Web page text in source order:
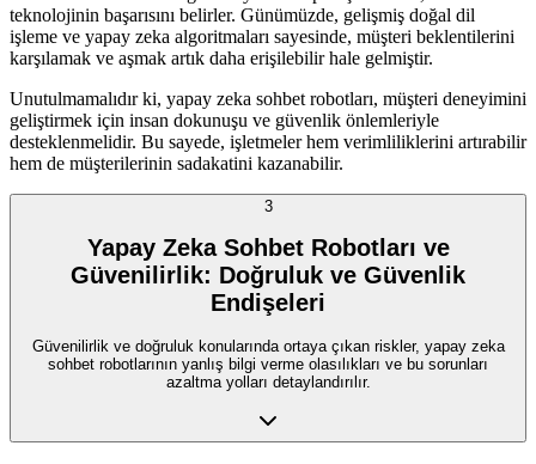
teknolojinin başarısını belirler. Günümüzde, gelişmiş doğal dil
işleme ve yapay zeka algoritmaları sayesinde, müşteri beklentilerini
karşılamak ve aşmak artık daha erişilebilir hale gelmiştir.
Unutulmamalıdır ki, yapay zeka sohbet robotları, müşteri deneyimini
geliştirmek için insan dokunuşu ve güvenlik önlemleriyle
desteklenmelidir. Bu sayede, işletmeler hem verimliliklerini artırabilir
hem de müşterilerinin sadakatini kazanabilir.
3
Yapay Zeka Sohbet Robotları ve
Güvenilirlik: Doğruluk ve Güvenlik
Endişeleri
Güvenilirlik ve doğruluk konularında ortaya çıkan riskler, yapay zeka
sohbet robotlarının yanlış bilgi verme olasılıkları ve bu sorunları
azaltma yolları detaylandırılır.